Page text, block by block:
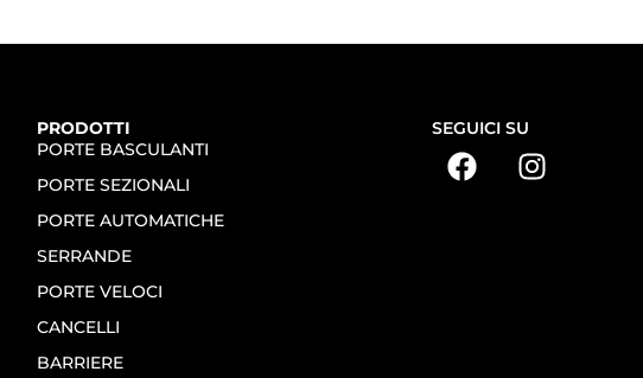
PRODOTTI
PORTE BASCULANTI
PORTE SEZIONALI
PORTE AUTOMATICHE
SERRANDE
PORTE VELOCI
CANCELLI
BARRIERE
SEGUICI SU